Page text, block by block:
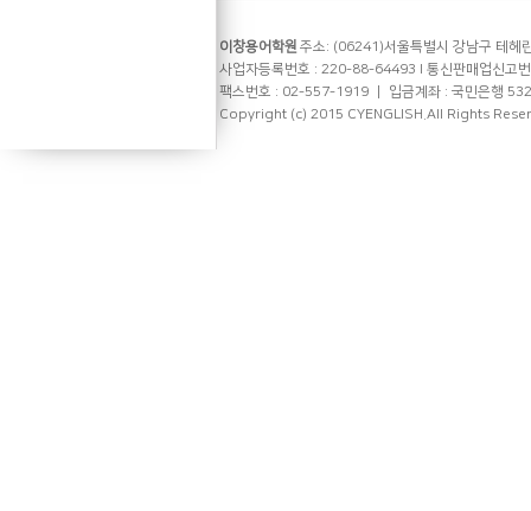
이창용어학원 주소: (06241)서울특별시 강남구 테헤
사업자등록번호 : 220-88-64493 l 통신판매업신고
팩스번호 : 02-557-1919 ㅣ 입금계좌 : 국민은행
Copyright (c) 2015 CYENGLISH.All Rights